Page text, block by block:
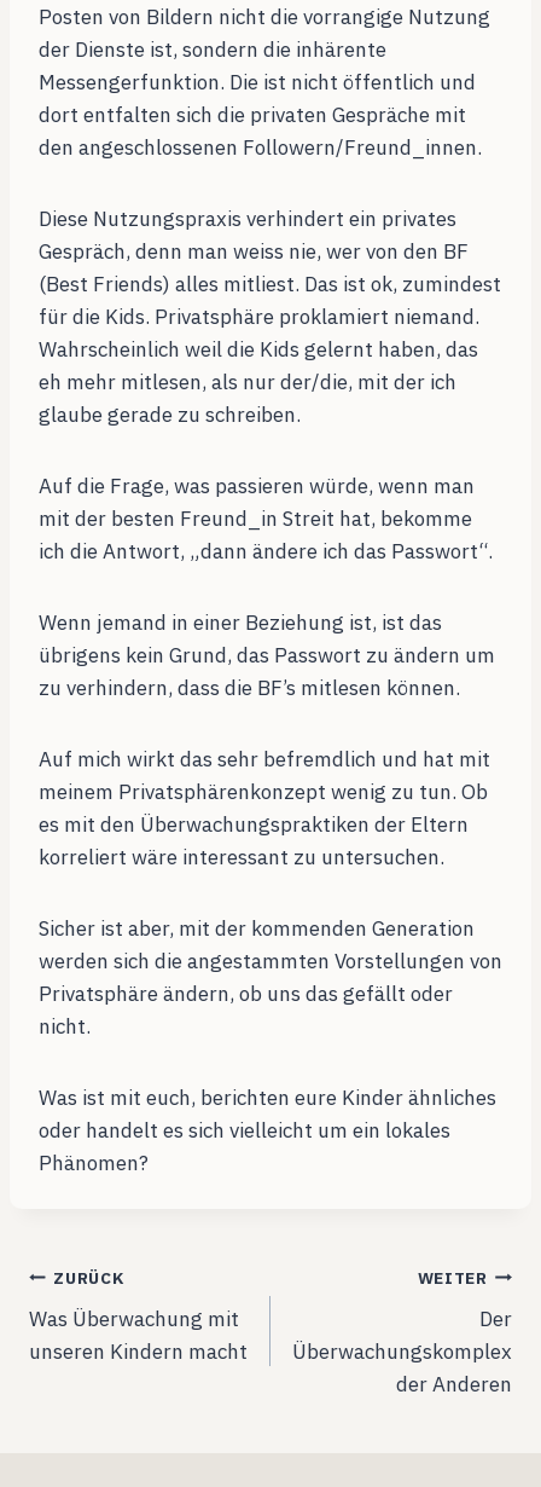
Posten von Bildern nicht die vorrangige Nutzung
der Dienste ist, sondern die inhärente
Messengerfunktion. Die ist nicht öffentlich und
dort entfalten sich die privaten Gespräche mit
den angeschlossenen Followern/Freund_innen.
Diese Nutzungspraxis verhindert ein privates
Gespräch, denn man weiss nie, wer von den BF
(Best Friends) alles mitliest. Das ist ok, zumindest
für die Kids. Privatsphäre proklamiert niemand.
Wahrscheinlich weil die Kids gelernt haben, das
eh mehr mitlesen, als nur der/die, mit der ich
glaube gerade zu schreiben.
Auf die Frage, was passieren würde, wenn man
mit der besten Freund_in Streit hat, bekomme
ich die Antwort, „dann ändere ich das Passwort“.
Wenn jemand in einer Beziehung ist, ist das
übrigens kein Grund, das Passwort zu ändern um
zu verhindern, dass die BF’s mitlesen können.
Auf mich wirkt das sehr befremdlich und hat mit
meinem Privatsphärenkonzept wenig zu tun. Ob
es mit den Überwachungspraktiken der Eltern
korreliert wäre interessant zu untersuchen.
Sicher ist aber, mit der kommenden Generation
werden sich die angestammten Vorstellungen von
Privatsphäre ändern, ob uns das gefällt oder
nicht.
Was ist mit euch, berichten eure Kinder ähnliches
oder handelt es sich vielleicht um ein lokales
Phänomen?
Beitragsnavigation
ZURÜCK
Was Überwachung mit
unseren Kindern macht
WEITER
Der
Überwachungskomplex
der Anderen